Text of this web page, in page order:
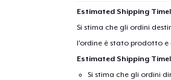
Estimated Shipping
Si stima che gli ordini
l'ordine è stato prodotto e
Estimated Shipping
Si stima che gli ordini